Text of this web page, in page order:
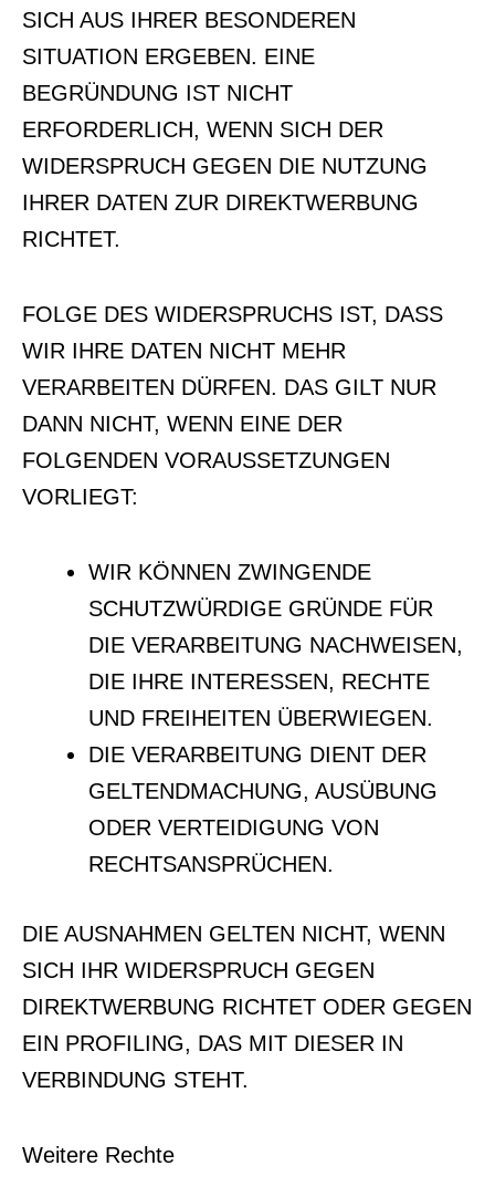
SICH AUS IHRER BESONDEREN
SITUATION ERGEBEN. EINE
BEGRÜNDUNG IST NICHT
ERFORDERLICH, WENN SICH DER
WIDERSPRUCH GEGEN DIE NUTZUNG
IHRER DATEN ZUR DIREKTWERBUNG
RICHTET.
FOLGE DES WIDERSPRUCHS IST, DASS
WIR IHRE DATEN NICHT MEHR
VERARBEITEN DÜRFEN. DAS GILT NUR
DANN NICHT, WENN EINE DER
FOLGENDEN VORAUSSETZUNGEN
VORLIEGT:
WIR KÖNNEN ZWINGENDE
SCHUTZWÜRDIGE GRÜNDE FÜR
DIE VERARBEITUNG NACHWEISEN,
DIE IHRE INTERESSEN, RECHTE
UND FREIHEITEN ÜBERWIEGEN.
DIE VERARBEITUNG DIENT DER
GELTENDMACHUNG, AUSÜBUNG
ODER VERTEIDIGUNG VON
RECHTSANSPRÜCHEN.
DIE AUSNAHMEN GELTEN NICHT, WENN
SICH IHR WIDERSPRUCH GEGEN
DIREKTWERBUNG RICHTET ODER GEGEN
EIN PROFILING, DAS MIT DIESER IN
VERBINDUNG STEHT.
Weitere Rechte